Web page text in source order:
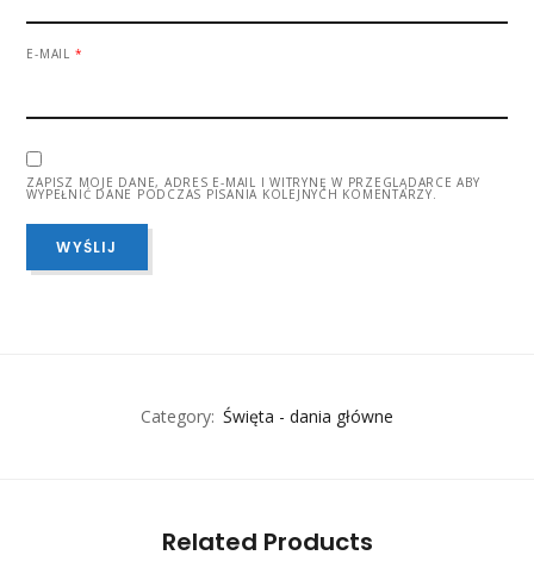
E-MAIL *
ZAPISZ MOJE DANE, ADRES E-MAIL I WITRYNĘ W PRZEGLĄDARCE ABY
WYPEŁNIĆ DANE PODCZAS PISANIA KOLEJNYCH KOMENTARZY.
Category: Święta - dania główne
Related Products